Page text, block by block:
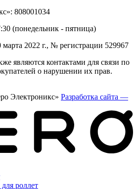
808001034
(понедельник - пятница)
марта 2022 г., № регистрации 529967
являются контактами для связи по
о нарушении их прав.
Электроникс» Разработка сайта —
роллет